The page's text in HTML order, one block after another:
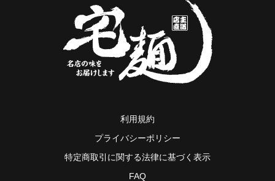
利用規約
プライバシーポリシー
特定商取引に関する法律に基づく表示
FAQ